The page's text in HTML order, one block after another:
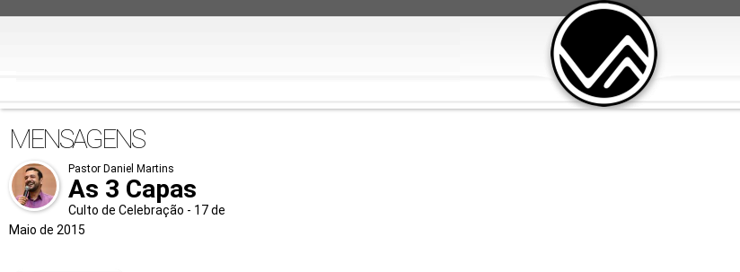
MENSAGENS
Pastor Daniel Martins
As 3 Capas
Culto de Celebração - 17 de
Maio de 2015